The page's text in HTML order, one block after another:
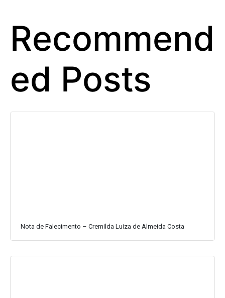
Recommend
ed Posts
Nota de Falecimento – Cremilda Luiza de Almeida Costa